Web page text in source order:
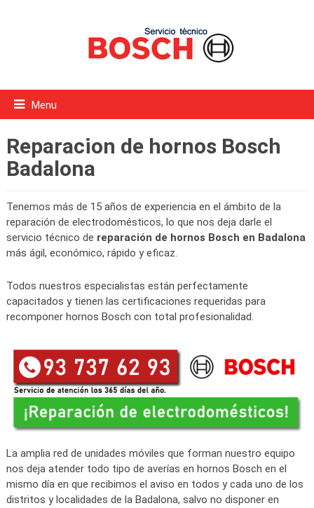
Menu
Reparacion de hornos Bosch
Badalona
Tenemos más de 15 años de experiencia en el ámbito de la
reparación de electrodomésticos, lo que nos deja darle el
servicio técnico de reparación de hornos Bosch en Badalona
más ágil, económico, rápido y eficaz.
Todos nuestros especialistas están perfectamente
capacitados y tienen las certificaciones requeridas para
recomponer hornos Bosch con total profesionalidad.
La amplia red de unidades móviles que forman nuestro equipo
nos deja atender todo tipo de averías en hornos Bosch en el
mismo día en que recibimos el aviso en todos y cada uno de los
distritos y localidades de la Badalona, salvo no disponer en